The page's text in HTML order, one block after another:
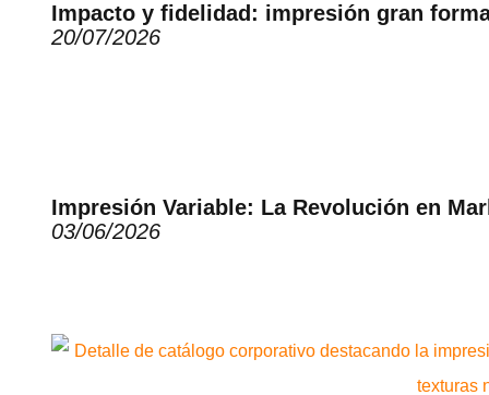
Impacto y fidelidad: impresión gran
20/07/2026
Impresión Variable: La Revolución en
03/06/2026